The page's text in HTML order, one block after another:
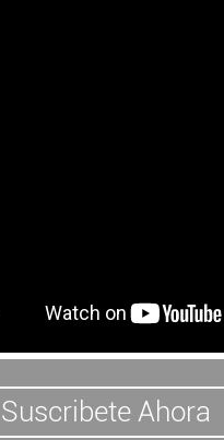
Beach Library
Suscribete Ahora